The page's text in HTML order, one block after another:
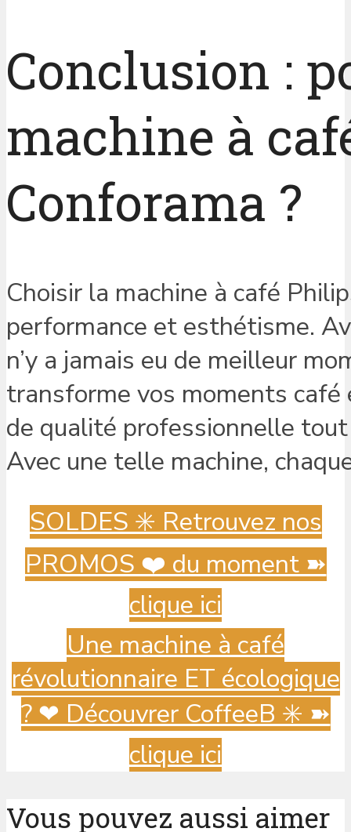
Conclusion :
machine à
Conforama ?
Choisir la machine à café
performance et esthétisme.
n’y a jamais eu de meilleur
transforme vos moments café
de qualité professionnelle
Avec une telle machine,
SOLDES ✳️ Retrouvez nos
PROMOS ❤️ du moment ➽
clique ici
Une machine à café
révolutionnaire ET écologique
? ️❤ Découvrer CoffeeB ✳️ ➽
clique ici
Vous pouvez aussi aimer